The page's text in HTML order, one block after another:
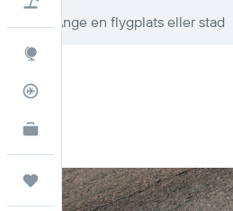
Trips